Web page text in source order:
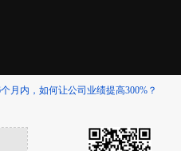
月内，如何让公司业绩提高300%？